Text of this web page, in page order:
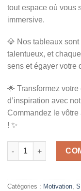
tout espace où vous
immersive.
💎 Nos tableaux
talentueux, et
sens et égayer votre
🌟 Transformez
d’inspiration avec
Commandez le
! ✨
quantité de Coffee
Catégories : Motivation